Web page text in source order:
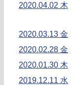
2020.04.02 木
2020.03.13 金
2020.02.28 金
2020.01.30 木
2019.12.11 水